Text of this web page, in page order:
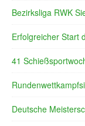
Bezirksliga RWK
Erfolgreicher Start
41
Deutsche